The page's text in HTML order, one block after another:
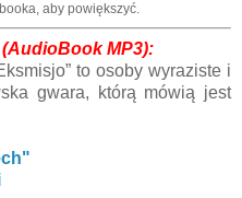
aby powiększyć.
MP3):
to osoby wyraziste i
gwara, którą mówią jest